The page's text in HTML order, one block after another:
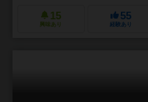
15
興味あり
55
経験あり